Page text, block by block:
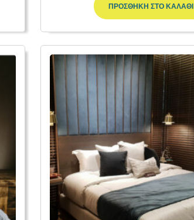
ΠΡΟΣΘΉΚΗ ΣΤΟ ΚΑΛΆΘΙ